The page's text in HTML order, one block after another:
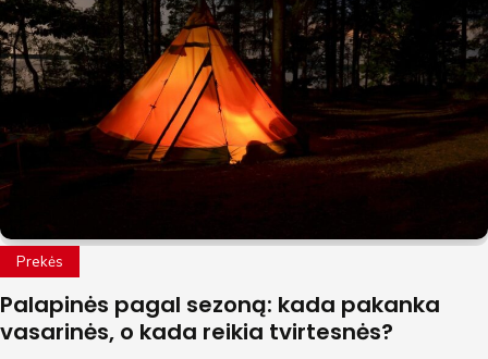
Prekės
Palapinės pagal sezoną: kada pakanka
vasarinės, o kada reikia tvirtesnės?